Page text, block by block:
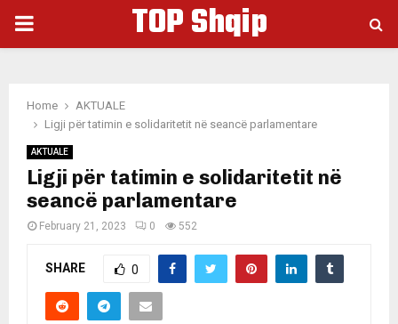
PRIMARY
TOP Shqip
Home
AKTUALE
Ligji për tatimin e solidaritetit në seancë parlamentare
AKTUALE
Ligji për tatimin e solidaritetit në
seancë parlamentare
February 21, 2023 0 552
SHARE 0